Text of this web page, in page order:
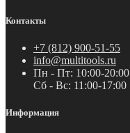
Контакты
+7 (812) 900-51-55
info@multitools.ru
Пн - Пт: 10:00-20:00
Сб - Вс: 11:00-17:00
Информация